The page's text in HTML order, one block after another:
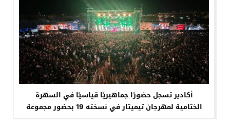
أكادير تسجل حضورًا جماهيريًا قياسيًا في السهرة
الختامية لمهرجان تيميتار في نسخته 19 بحضور مجموعة